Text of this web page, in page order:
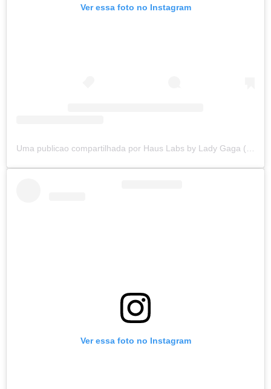
Ver essa foto no Instagram
Ver essa foto no Instagram